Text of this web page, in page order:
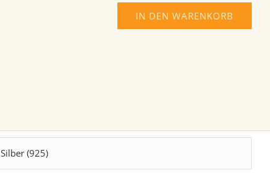
IN DEN WARENKORB
Silber (925)